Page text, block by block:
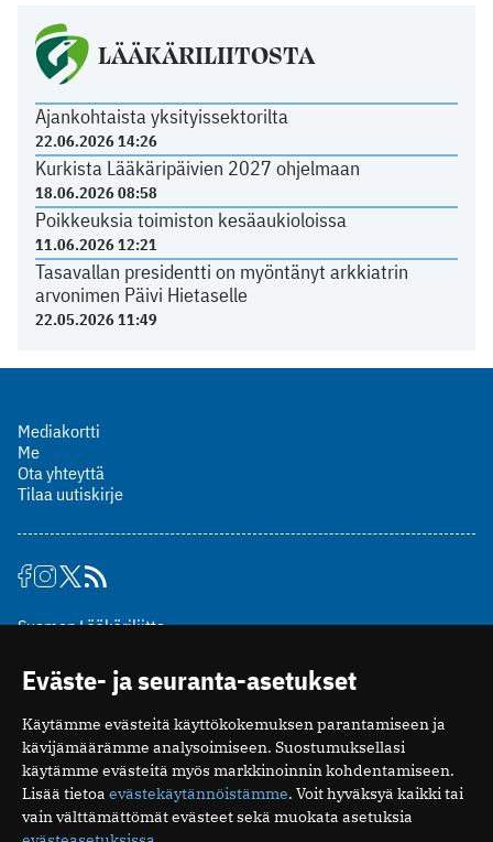
LÄÄKÄRILIITOSTA
Ajankohtaista yksityissektorilta
22.06.2026 14:26
Kurkista Lääkäripäivien 2027 ohjelmaan
18.06.2026 08:58
Poikkeuksia toimiston kesäaukioloissa
11.06.2026 12:21
Tasavallan presidentti on myöntänyt arkkiatrin
arvonimen Päivi Hietaselle
22.05.2026 11:49
Mediakortti
Me
Ota yhteyttä
Tilaa uutiskirje
Suomen Lääkäriliitto
00510 Helsinki
puh. (09) 393 091
toimitus@potilaanlaakarilehti.fi
ISSN 2323-9476
Eväste- ja seuranta-asetukset
Käytämme evästeitä käyttökokemuksen parantamiseen ja
kävijämäärämme analysoimiseen. Suostumuksellasi
käytämme evästeitä myös markkinoinnin kohdentamiseen.
Lisää tietoa evästekäytännöistämme. Voit hyväksyä kaikki tai
vain välttämättömät evästeet sekä muokata asetuksia